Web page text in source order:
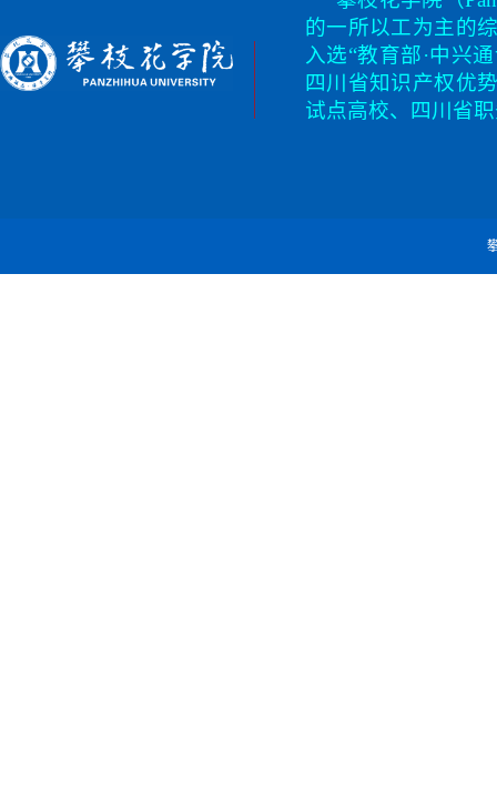
的一所以工为主的
入选“教育部·中兴
四川省知识产权优
试点高校、四川省